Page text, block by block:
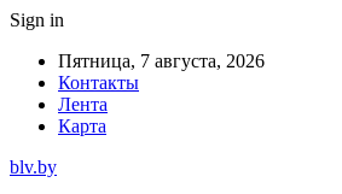
Sign in
Пятница, 7 августа, 2026
Контакты
Лента
Карта
blv.by